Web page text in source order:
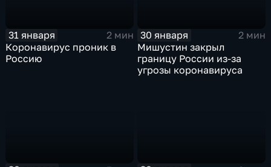
31 января
2 мин
Коронавирус проник в
Россию
30 января
2 мин
Мишустин закрыл
границу России из-за
угрозы коронавируса